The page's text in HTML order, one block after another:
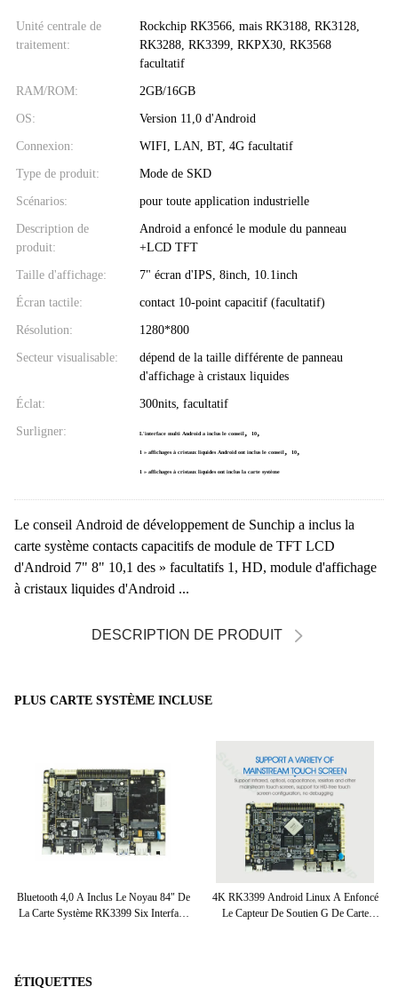
Unité centrale de
traitement:
Rockchip RK3566, mais RK3188, RK3128,
RK3288, RK3399, RKPX30, RK3568
facultatif
RAM/ROM: 2GB/16GB
OS: Version 11,0 d'Android
Connexion: WIFI, LAN, BT, 4G facultatif
Type de produit: Mode de SKD
Scénarios: pour toute application industrielle
Description de
produit:
Android a enfoncé le module du panneau
+LCD TFT
Taille d'affichage: 7" écran d'IPS, 8inch, 10.1inch
Écran tactile: contact 10-point capacitif (facultatif)
Résolution: 1280*800
Secteur visualisable:
dépend de la taille différente de panneau
d'affichage à cristaux liquides
Éclat: 300nits, facultatif
Surligner: L'interface multi Android a inclus le conseil, 10,
1 » affichages à cristaux liquides Android ont inclus le conseil , 10,
1 » affichages à cristaux liquides ont inclus la carte système
Le conseil Android de développement de Sunchip a inclus la
carte système contacts capacitifs de module de TFT LCD
d'Android 7" 8" 10,1 des » facultatifs 1, HD, module d'affichage
à cristaux liquides d'Android ...
DESCRIPTION DE PRODUIT
PLUS CARTE SYSTÈME INCLUSE
Bluetooth 4,0 A Inclus Le Noyau 84" De
La Carte Système RK3399 Six Interface
4K RK3399 Android Linux A Enfoncé
Le Capteur De Soutien G De Carte
ÉTIQUETTES